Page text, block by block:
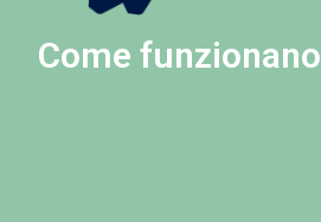
Come funzionano